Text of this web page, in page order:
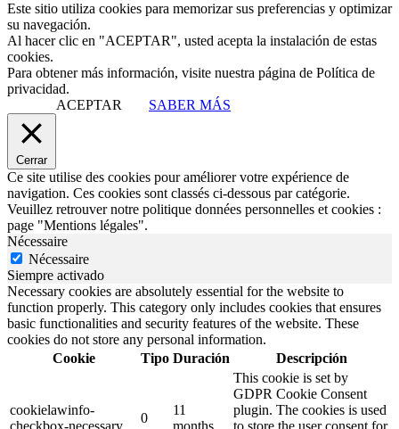
Este sitio utiliza cookies para memorizar sus preferencias y optimizar
su navegación.
Al hacer clic en "ACEPTAR", usted acepta la instalación de estas
cookies.
Para obtener más información, visite nuestra página de Política de
privacidad.
ACEPTAR
SABER MÁS
Cerrar
Ce site utilise des cookies pour améliorer votre expérience de
navigation. Ces cookies sont classés ci-dessous par catégorie.
Veuillez retrouver notre politique données personnelles et cookies :
page "Mentions légales".
Nécessaire
Nécessaire
Siempre activado
Necessary cookies are absolutely essential for the website to
function properly. This category only includes cookies that ensures
basic functionalities and security features of the website. These
cookies do not store any personal information.
Cookie
Tipo Duración Descripción
cookielawinfo-
0
11
This cookie is set by
GDPR Cookie Consent
plugin. The cookies is used